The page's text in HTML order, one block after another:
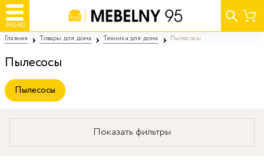
МЕНЮ
Главная Товары для дома Техника для дома Пылесосы
Пылесосы
Пылесосы
Показать фильтры